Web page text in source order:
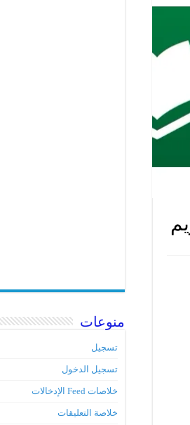
منوعات
تسجيل
تسجيل الدخول
خلاصات Feed الإدخالات
خلاصة التعليقات